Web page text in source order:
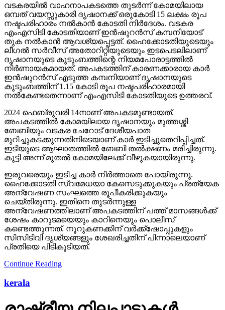
വടകരയില്‍ വാഹനാപകടത്തെ തുടര്‍ന്ന് കോമയിലായ
ഒമ്പത് വയസ്സുകാരി ദൃഷാനക്ക് ഒരുകോടി 15 ലക്ഷം രൂപ
നഷ്ടപരിഹാരം നല്‍കാന്‍ കോടതി നിര്‍ദേശം. വടകര
എംഎസിടി കോടതിയാണ് ഇന്‍ഷുറന്‍സ് കമ്പനിയോട്
തുക നല്‍കാന്‍ ആവശ്യപ്പെട്ടത്. ഹൈക്കോടതിയുടെയും
ലീഗല്‍ സര്‍വീസ് അതോറിറ്റിയുടെയും ഇടപെടലിലാണ്
ദൃഷാനയുടെ കുടുംബത്തിന്റെ നിയമപോരാട്ടത്തില്‍
നിര്‍ണായകമായത്. അപകടത്തിന് കാരണക്കാരായ കാര്‍
ഇന്‍ഷുറന്‍സ് എടുത്ത കമ്പനിയാണ് ദൃഷാനയുടെ
കുടുംബത്തിന് 1.15 കോടി രൂപ നഷ്ടപരിഹാരമായി
നല്‍കേണ്ടതെന്നാണ് എംഎസിടി കോടതിയുടെ ഉത്തരവ്.
2024 ഫെബ്രുവരി 14നാണ് അപകടമുണ്ടായത്.
അപകടത്തില്‍ കോമയിലായ ദൃഷാനയും മുത്തശ്ശി
ബേബിയും വടകര ചേറോട് ദേശീയപാത
മുറിച്ചുകടക്കുന്നതിനിടെയാണ് കാര്‍ ഇടിച്ചുതെറിപ്പിച്ചത്.
ഇടിയുടെ ആഘാതത്തില്‍ ബേബി തല്‍ക്ഷണം മരിച്ചിരുന്നു.
കുട്ടി അന്ന് മുതല്‍ കോമയിലേക്ക് വീഴുകയായിരുന്നു.
ഇരുവരെയും ഇടിച്ച കാര്‍ നിര്‍ത്താതെ പോയിരുന്നു.
ഹൈക്കോടതി സ്വമേധയാ കേസെടുക്കുകയും പ്രത്യേക
അന്വേഷണ സംഘത്തെ രൂപീകരിക്കുകയും
ചെയ്തിരുന്നു. ഇതിനെ തുടര്‍ന്നുള്ള
അന്വേഷണത്തിലാണ് അപകടത്തിന് പത്ത് മാസങ്ങള്‍ക്ക്
ശേഷം കാറുടമയെയും കാറിനെയും പൊലീസ്
കണ്ടെത്തുന്നത്. നൂറുകണക്കിന് വര്‍ക്ക്‌ഷോപ്പുകളും
സിസിടിവി ദൃശ്യങ്ങളും ശേഖരിച്ചതിന് പിന്നാലെയാണ്
പ്രതിയെ പിടികൂടിയത്.
Continue Reading
kerala